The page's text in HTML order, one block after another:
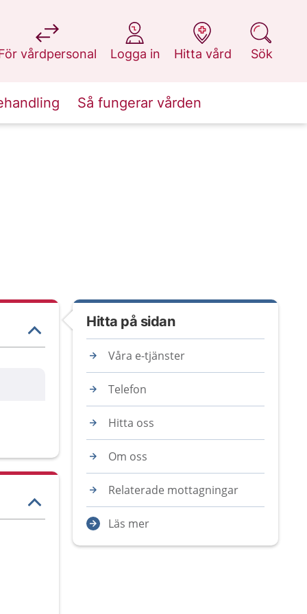
vårdpersonal
på 1177.se
Logga in
på 1177.se
Hitta vård
på 1177.se
Sök
på 1177.se
Så fungerar vården
Hitta på sidan
Våra e-tjänster
Telefon
Hitta oss
Om oss
Relaterade mottagningar
Läs mer